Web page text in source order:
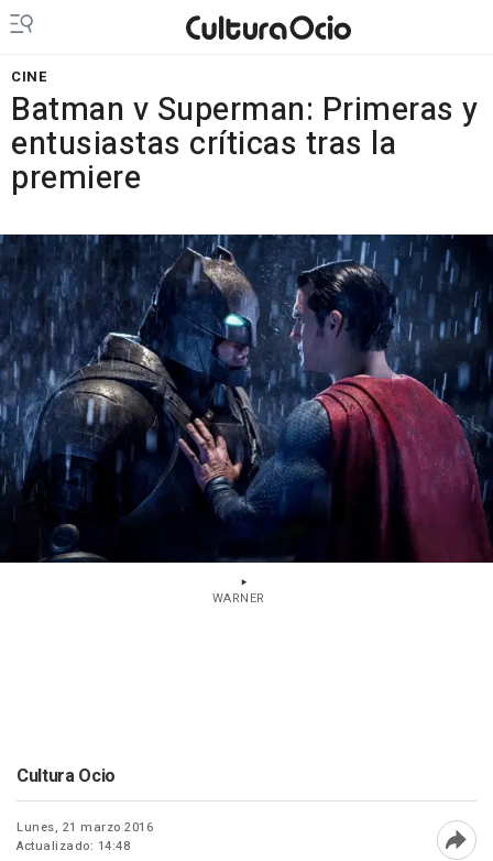
CINE
Batman v Superman: Primeras y
entusiastas críticas tras la
premiere
WARNER
Cultura Ocio
Lunes, 21 marzo 2016
Actualizado: 14:48